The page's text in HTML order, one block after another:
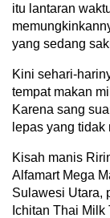
itu lantaran
yang sedang
Kini sehari-
tempat makan
Karena sang
lepas yang
Kisah manis
Alfamart Mega
Sulawesi Utara,
Ichitan Thai